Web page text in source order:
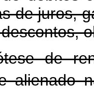
de juros,
de
alienado